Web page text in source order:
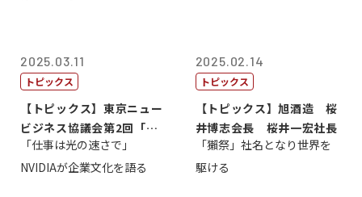
2025.03.11
トピックス
【トピックス】東京ニュー
ビジネス協議会第2回「起
業から成功へ...
「仕事は光の速さで」
NVIDIAが企業文化を語る
2025.02.14
トピックス
【トピックス】旭酒造 桜
井博志会長 桜井一宏社長
「獺祭」社名となり世界を
駆ける